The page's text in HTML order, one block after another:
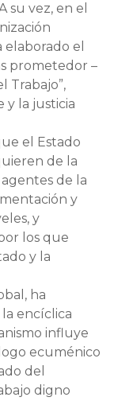
su vez, en el
elaborado el
prometedor –
Trabajo”,
y la justicia
el Estado
de la
de la
y
y
los que
y la
ha
encíclica
influye
ecuménico
del
digno